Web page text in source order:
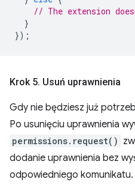
// The extension
}
});
Krok 5. Usuń uprawnienia
Gdy nie będziesz już
Po usunięciu uprawnienia
permissions.request()
dodanie uprawnienia bez
odpowiedniego komunikatu.